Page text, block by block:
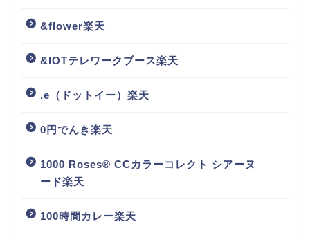
&flower楽天
&IOTテレワークブース楽天
.e（ドットイー）楽天
0円でんき楽天
1000 Roses® CCカラーコレクト シアーヌ
ード楽天
100時間カレー楽天